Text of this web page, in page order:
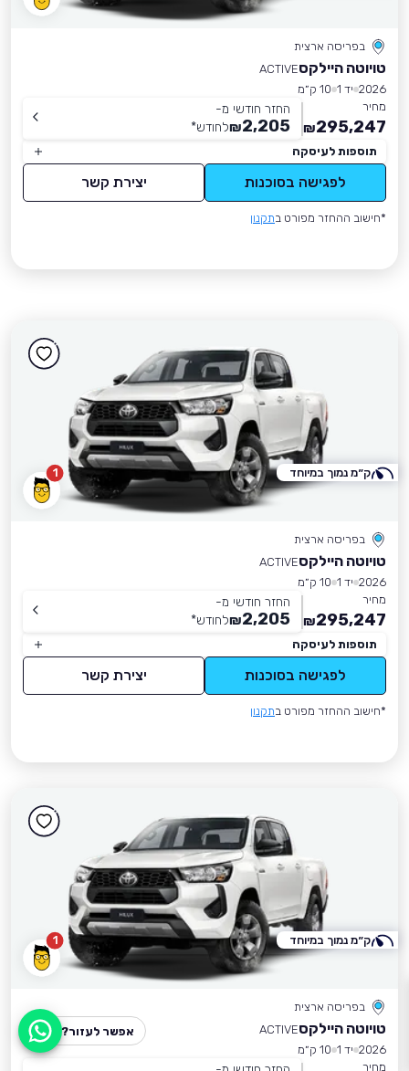
בפריסה ארצית
טויוטה היילקסACTIVE
2026 יד 1
10 ק״מ
מחיר
295,247
₪
החזר חודשי מ-
2,205
₪לחודש*
תוספות לעיסקה
לפגישה בסוכנות יצירת קשר
*חישוב ההחזר מפורט בתקנון
1
בפריסה ארצית
טויוטה היילקסACTIVE
2026 יד 1
10 ק״מ
מחיר
295,247
₪
החזר חודשי מ-
2,205
₪לחודש*
תוספות לעיסקה
לפגישה בסוכנות יצירת קשר
*חישוב ההחזר מפורט בתקנון
ק״מ נמוך במיוחד
1
בפריסה ארצית
טויוטה היילקסACTIVE
2026 יד 1
10 ק״מ
מחיר
ק״מ נמוך במיוחד
אפשר לעזור?